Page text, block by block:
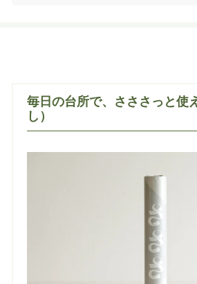
毎日の台所で、さささっと使
し）